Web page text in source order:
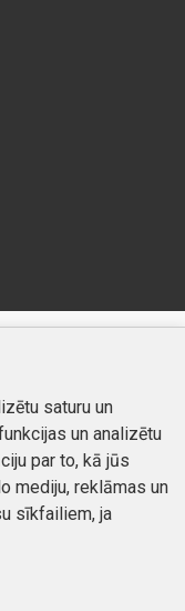
un apmaksa
tiesības
politika
saturu un
un analizētu
par to, kā jūs
mediju, reklāmas un
sīkfailiem, ja